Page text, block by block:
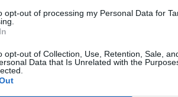
opt-out of processing my Personal Data for
opt-out of Collection, Use, Retention, Sale,
Data that Is Unrelated with the
έλαβε πολλές υποτροφίες και
του Αριστοτέλη έχει
και συλλογικούς τόμους.
της ΤΝ στον χώρο
θέσεων.